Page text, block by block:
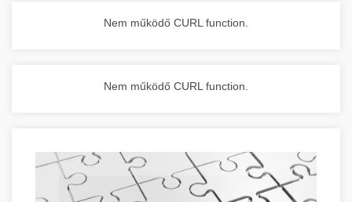
Nem működő CURL function.
Nem működő CURL function.